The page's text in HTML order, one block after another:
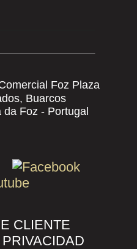
Foz Plaza
Buarcos
da Foz - Portugal
CLIENTE